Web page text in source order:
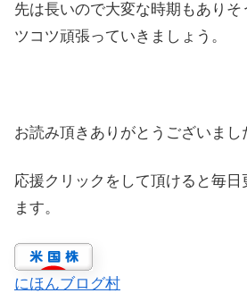
先は長いので大変な時期もありそ
ツコツ頑張っていきましょう。
お読み頂きありがとうございまし
応援クリックをして頂けると毎日
ます。
にほんブログ村